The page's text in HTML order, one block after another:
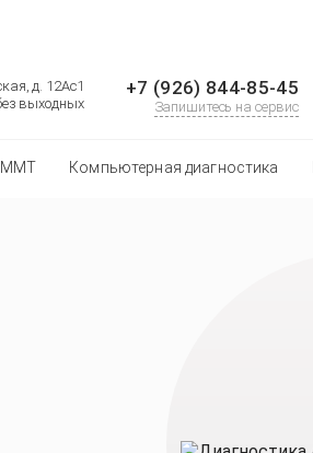
д. 12Ас1
выходных
+7 (926) 844-85-45
Запишитесь на сервис
Компьютерная диагностика